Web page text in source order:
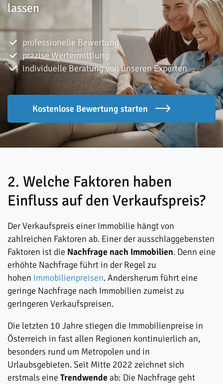
lassen
professionelle Bewertung
präzise Wertermittlung
individuelle Beratung von unseren Experten
Kostenlose Bewertung starten
2. Welche Faktoren haben
Einfluss auf den Verkaufspreis?
Der Verkaufspreis einer Immobilie hängt von
zahlreichen Faktoren ab. Einer der ausschlaggebensten
Faktoren ist die Nachfrage nach Immobilien. Denn eine
erhöhte Nachfrage führt in der Regel zu
hohen Immobilienpreisen. Andersherum führt eine
geringe Nachfrage nach Immobilien zumeist zu
geringeren Verkaufspreisen.
Die letzten 10 Jahre stiegen die Immobilienpreise in
Österreich in fast allen Regionen kontinuierlich an,
besonders rund um Metropolen und in
Urlaubsgebieten. Seit Mitte 2022 zeichnet sich
erstmals eine Trendwende ab: Die Nachfrage geht